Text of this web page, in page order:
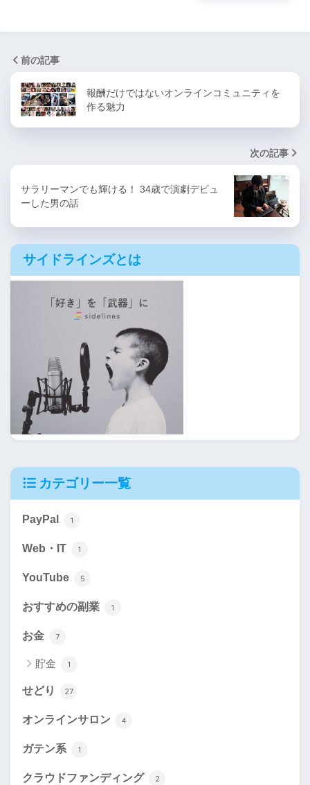
前の記事
報酬だけではないオンラインコミュニティを
作る魅力
次の記事
サラリーマンでも輝ける！ 34歳で演劇デビュ
ーした男の話
サイドラインズとは
カテゴリー一覧
PayPal 1
Web・IT 1
YouTube 5
おすすめの副業 1
お金 7
貯金 1
せどり 27
オンラインサロン 4
ガテン系 1
クラウドファンディング 2